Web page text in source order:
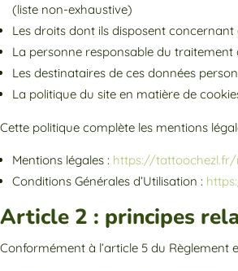
(liste non-exhaustive)
Les droits dont ils disposent concernant
La personne responsable du
Les destinataires de ces données
La politique du site en matière de
Cette politique complète les mentions
Mentions légales : https://tattoochezl.fr/
Conditions Générales d’Utilisation :
Article 2 : principes
Conformément à l’article 5 du